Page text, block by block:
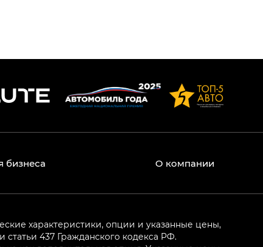
бизнеса О компании
характеристики, опции и указанные цены,
437 Гражданского кодекса РФ.